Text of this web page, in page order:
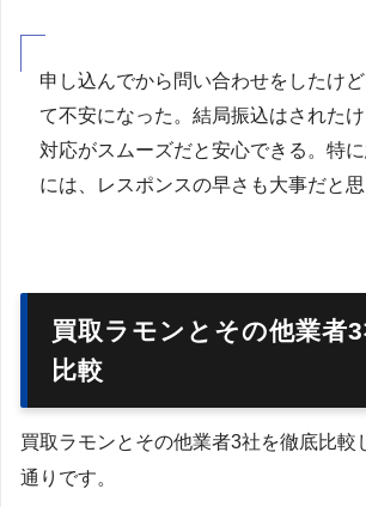
申し込んでから問い合わせをしたけど
て不安になった。結局振込はされた
対応がスムーズだと安心できる。特
には、レスポンスの早さも大事だと思
買取ラモンとその他業者
比較
買取ラモンとその他業者3社を徹底比較
通りです。